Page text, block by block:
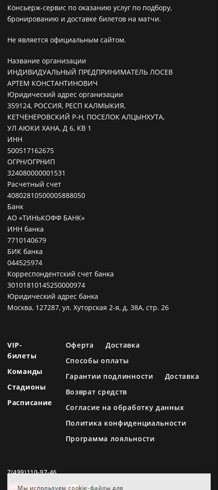
Мы используем cookie-файлы для
Консьерж-сервис по оказанию услуг по подбору,
бронированию и доставке билетов на матчи.
Не является официальным сайтом.
Название организации
ИНДИВИДУАЛЬНЫЙ ПРЕДПРИНИМАТЕЛЬ ЛОСЕВ
АРТЕМ КОНСТАНТИНОВИЧ
Юридический адрес организации
359124, РОССИЯ, РЕСП КАЛМЫКИЯ,
КЕТЧЕНЕРОВСКИЙ Р-Н, ПОСЕЛОК АЛЦЫНХУТА,
УЛ АЮКИ ХАНА, Д 6, КВ 1
ИНН
500517162675
ОГРН/ОГРНИП
324080000001531
Расчетный счет
40802810500005888050
Банк
АО «ТИНЬКОФФ БАНК»
ИНН банка
7710140679
БИК банка
044525974
Корреспондентский счет банка
30101810145250000974
Юридический адрес банка
Москва, 127287, ул. Хуторская 2-я, д. 38А, стр. 26
VIP-
билеты
Команды
Стадионы
Расписание
Оферта
Доставка
Способы оплаты
Гарантии подлинности
Доставка
Возврат средств
Согласие на обработку данных
Политика конфиденциальности
Программа лояльности
7(499)110-97-46